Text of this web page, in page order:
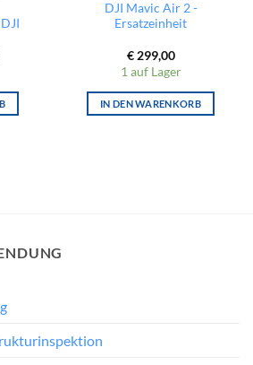
47,00.
DJI Mavic Air 2 -
Ersatzeinheit
€299,00
1 auf Lager
IN DEN WARENKORB